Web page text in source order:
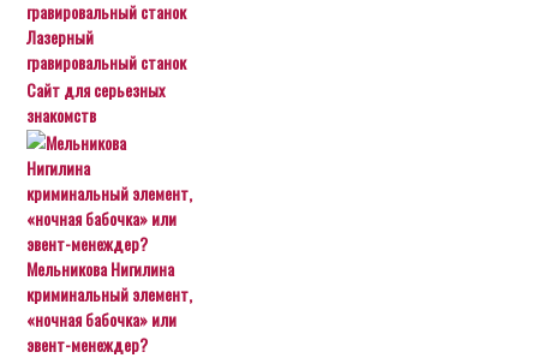
Лазерный
гравировальный станок
Сайт для серьезных
знакомств
Мельникова Нигилина
криминальный элемент,
«ночная бабочка» или
эвент-менеждер?